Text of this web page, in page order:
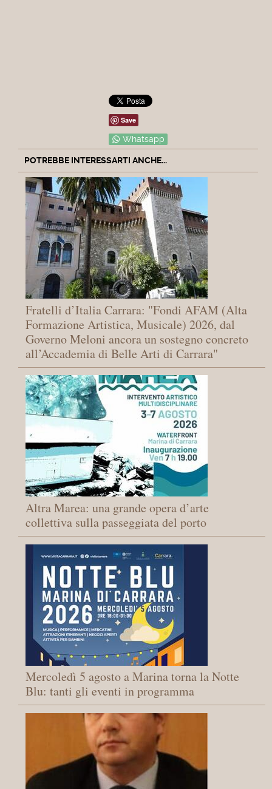
Save
Whatsapp
POTREBBE INTERESSARTI ANCHE...
Fratelli d’Italia Carrara: "Fondi AFAM (Alta
Formazione Artistica, Musicale) 2026, dal
Governo Meloni ancora un sostegno concreto
all’Accademia di Belle Arti di Carrara"
Altra Marea: una grande opera d’arte
collettiva sulla passeggiata del porto
Mercoledì 5 agosto a Marina torna la Notte
Blu: tanti gli eventi in programma